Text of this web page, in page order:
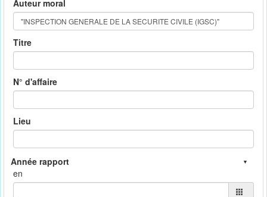
Auteur moral
Titre
N° d'affaire
Lieu
en